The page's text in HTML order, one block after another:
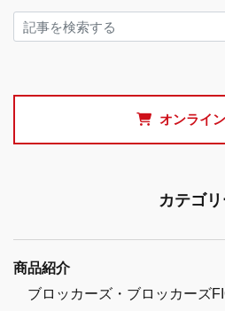
オンライ
カテゴ
商品紹介
ブロッカーズ・ブロッカーズ